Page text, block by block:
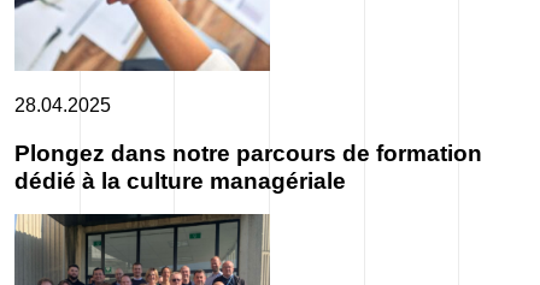
28.04.2025
Plongez dans notre parcours de formation
dédié à la culture managériale